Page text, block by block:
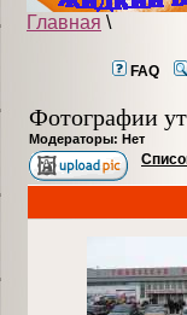
Главная \
FAQ
Фотографии
Модераторы: Нет